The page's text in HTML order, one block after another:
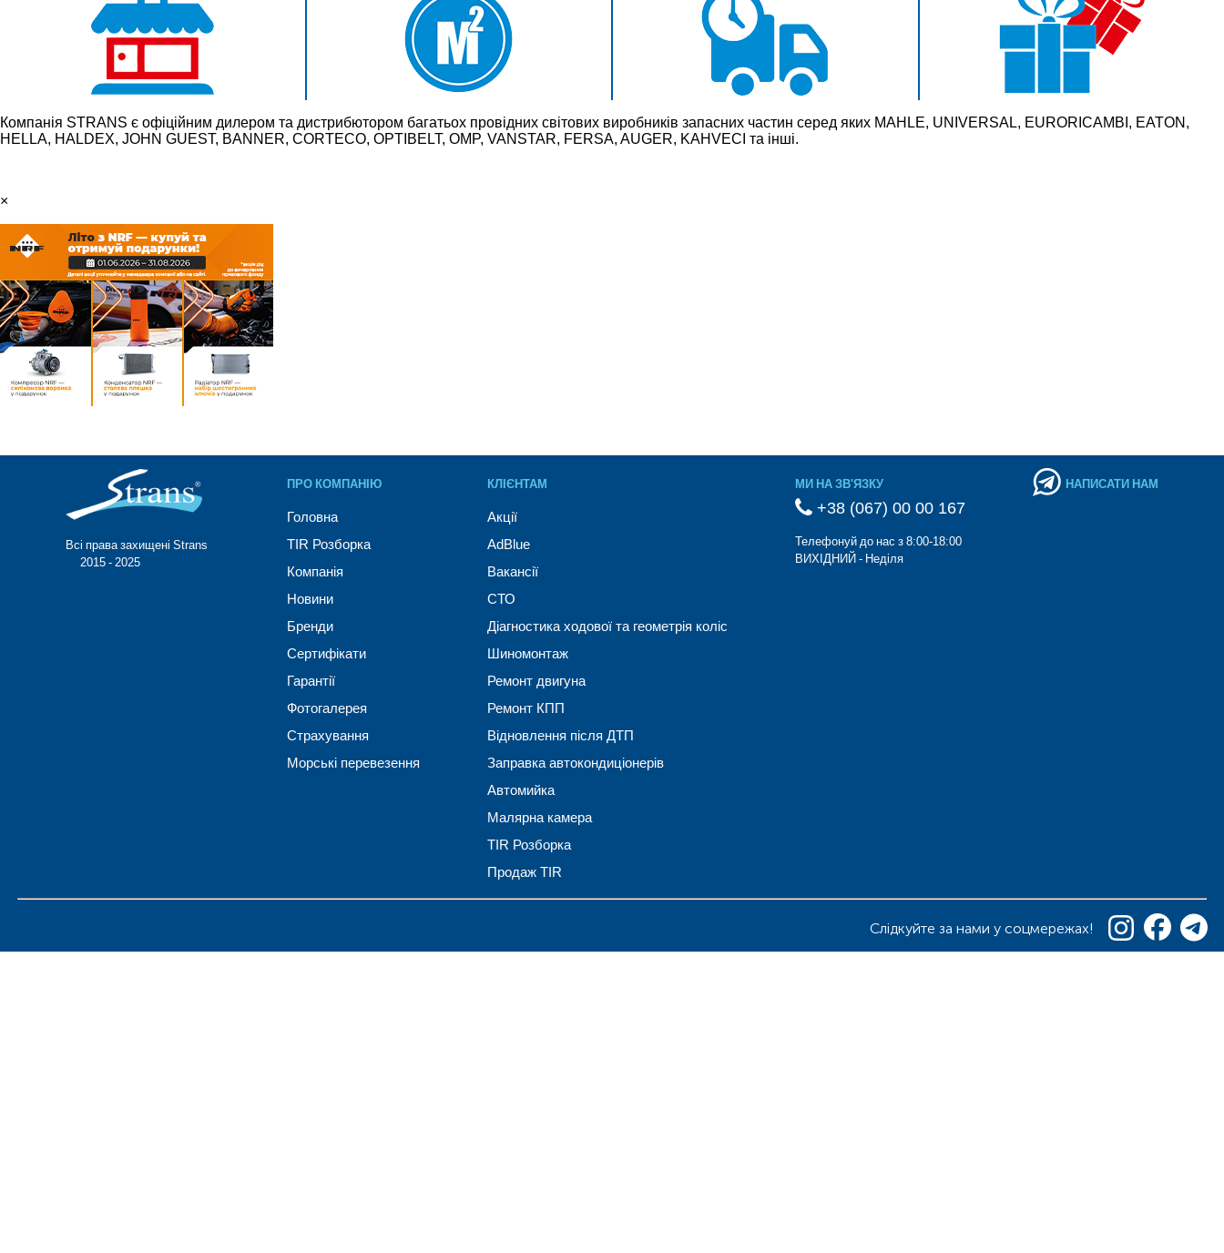
Компанія STRANS є офіційним дилером та дистрибютором багатьох провідних світових виробників запасних частин серед яких MAHLE, UNIVERSAL, EURORICAMBI, EATON,
HELLA, HALDEX, JOHN GUEST, BANNER, CORTECO, OPTIBELT, OMP, VANSTAR, FERSA, AUGER, KAHVECI та інші.
×
Всі права захищені Strans®
© 2015 - 2025
ПРО КОМПАНІЮ
Головна
TIR Розборка
Компанія
Новини
Бренди
Сертифікати
Гарантії
Фотогалерея
Страхування
Морські перевезення
КЛІЄНТАМ
Акції
AdBlue
Вакансії
СТО
Діагностика ходової та геометрія коліс
Шиномонтаж
Ремонт двигуна
Ремонт КПП
Відновлення після ДТП
Заправка автокондиціонерів
Автомийка
Малярна камера
TIR Розборка
Продаж TIR
МИ НА ЗВ'ЯЗКУ
+38 (067) 00 00 167
Телефонуй до нас з 8:00-18:00
ВИХІДНИЙ - Неділя
НАПИСАТИ НАМ
Слідкуйте за нами у соцмережах!